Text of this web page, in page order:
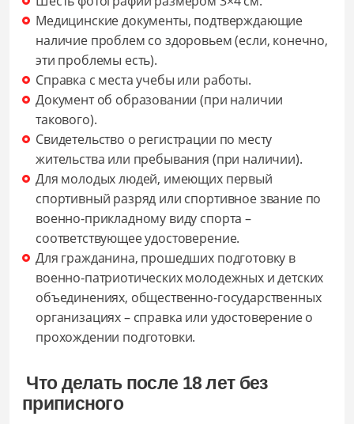
Медицинские документы, подтверждающие
наличие проблем со здоровьем (если, конечно,
эти проблемы есть).
Справка с места учебы или работы.
Документ об образовании (при наличии
такового).
Свидетельство о регистрации по месту
жительства или пребывания (при наличии).
Для молодых людей, имеющих первый
спортивный разряд или спортивное звание по
военно-прикладному виду спорта –
соответствующее удостоверение.
Для гражданина, прошедших подготовку в
военно-патриотических молодежных и детских
объединениях, общественно-государственных
организациях – справка или удостоверение о
прохождении подготовки.
Что делать после 18 лет без
приписного